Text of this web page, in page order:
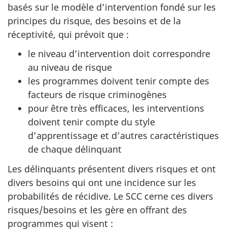
basés sur le modèle d’intervention fondé sur les
principes du risque, des besoins et de la
réceptivité, qui prévoit que :
le niveau d’intervention doit correspondre
au niveau de risque
les programmes doivent tenir compte des
facteurs de risque criminogènes
pour être très efficaces, les interventions
doivent tenir compte du style
d’apprentissage et d’autres caractéristiques
de chaque délinquant
Les délinquants présentent divers risques et ont
divers besoins qui ont une incidence sur les
probabilités de récidive. Le SCC cerne ces divers
risques/besoins et les gère en offrant des
programmes qui visent :